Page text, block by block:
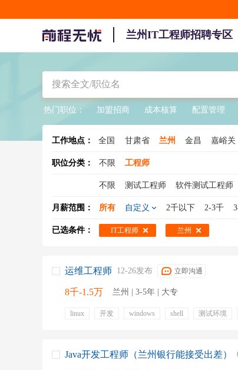
兰州IT工程师招聘专区
热门职位： 加盟招商 成本核算 配置管理
工作地点： 全国 甘肃省 兰州 金昌 嘉峪关
职位分类： 不限 工程师
不限 测试工程师 软件测试工程师
机械工程师
网络安全工程师 结构
土木工程师
汽车工程师 系统集成
注塑工程师
电子工艺工程师
月薪范围： 所有 自定义 2千以下 2-3千
已选条件： IT工程师 兰州
运维工程师 12-26发布 立即沟通
8千-1.5万 兰州 | 3-5年 | 大专
linux 开发 windows shell 测试环境
Java开发工程师（兰州银行能接受出差）